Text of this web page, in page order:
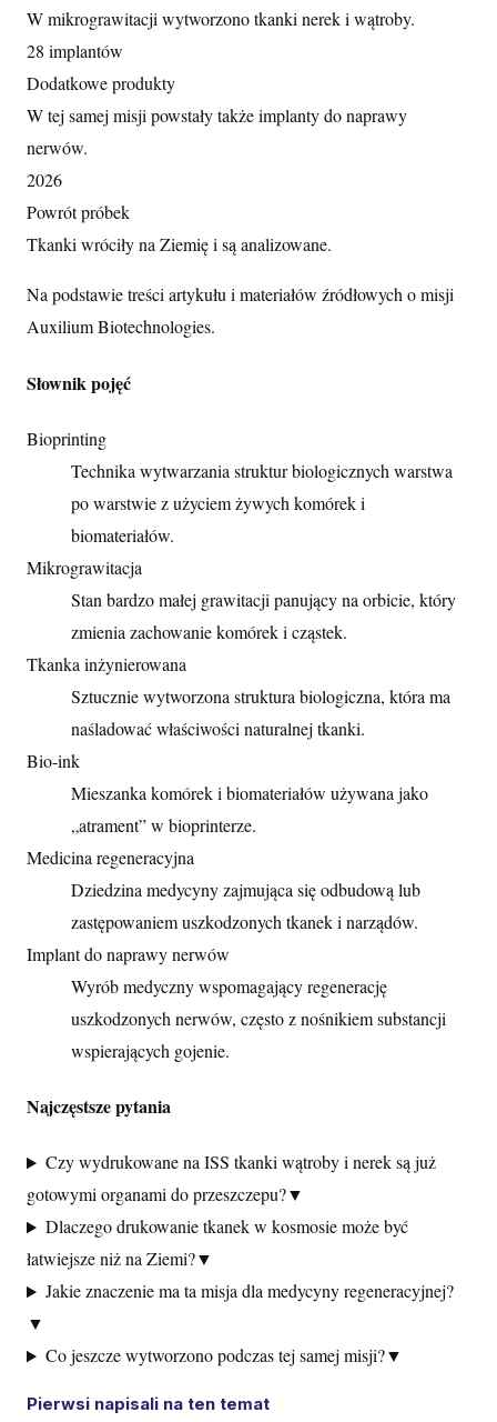
W mikrograwitacji wytworzono tkanki nerek i wątroby.
28 implantów
Dodatkowe produkty
W tej samej misji powstały także implanty do naprawy
nerwów.
2026
Powrót próbek
Tkanki wróciły na Ziemię i są analizowane.
Na podstawie treści artykułu i materiałów źródłowych o misji
Auxilium Biotechnologies.
Słownik pojęć
Bioprinting
Technika wytwarzania struktur biologicznych warstwa
po warstwie z użyciem żywych komórek i
biomateriałów.
Mikrograwitacja
Stan bardzo małej grawitacji panujący na orbicie, który
zmienia zachowanie komórek i cząstek.
Tkanka inżynierowana
Sztucznie wytworzona struktura biologiczna, która ma
naśladować właściwości naturalnej tkanki.
Bio-ink
Mieszanka komórek i biomateriałów używana jako
„atrament” w bioprinterze.
Medicina regeneracyjna
Dziedzina medycyny zajmująca się odbudową lub
zastępowaniem uszkodzonych tkanek i narządów.
Implant do naprawy nerwów
Wyrób medyczny wspomagający regenerację
uszkodzonych nerwów, często z nośnikiem substancji
wspierających gojenie.
Najczęstsze pytania
Czy wydrukowane na ISS tkanki wątroby i nerek są już
gotowymi organami do przeszczepu?▼
Dlaczego drukowanie tkanek w kosmosie może być
łatwiejsze niż na Ziemi?▼
Jakie znaczenie ma ta misja dla medycyny regeneracyjnej?
▼
Co jeszcze wytworzono podczas tej samej misji?▼
Pierwsi napisali na ten temat